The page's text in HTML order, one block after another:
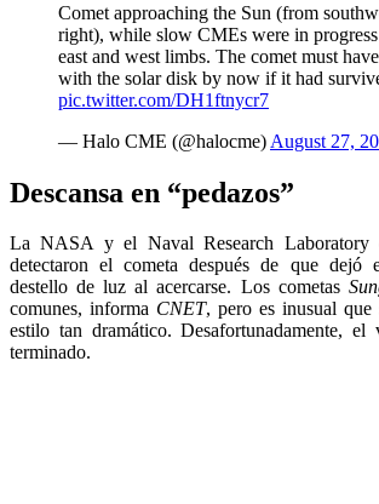
Comet approaching the Sun (from
right), while slow CMEs were in
east and west limbs. The comet must
with the solar disk by now if it had
pic.twitter.com/DH1ftnycr7
— Halo CME (@halocme) August 27,
Descansa en “pedazos”
La NASA y el Naval Research
detectaron el cometa después de que dejó
destello de luz al acercarse. Los cometas
comunes, informa CNET, pero es inusual
estilo tan dramático. Desafortunadamente,
terminado.